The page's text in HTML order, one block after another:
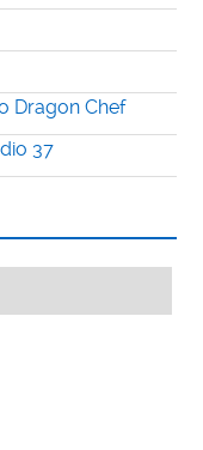
Dragon Chef
37